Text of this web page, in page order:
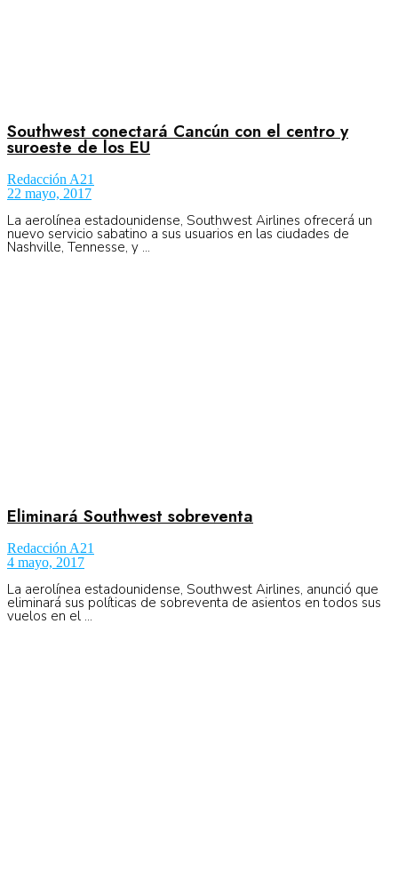
No Result
View All Result
Southwest conectará Cancún con el centro y
suroeste de los EU
Redacción A21
22 mayo, 2017
La aerolínea estadounidense, Southwest Airlines ofrecerá un
nuevo servicio sabatino a sus usuarios en las ciudades de
Nashville, Tennesse, y ...
Eliminará Southwest sobreventa
Redacción A21
4 mayo, 2017
La aerolínea estadounidense, Southwest Airlines, anunció que
eliminará sus políticas de sobreventa de asientos en todos sus
vuelos en el ...